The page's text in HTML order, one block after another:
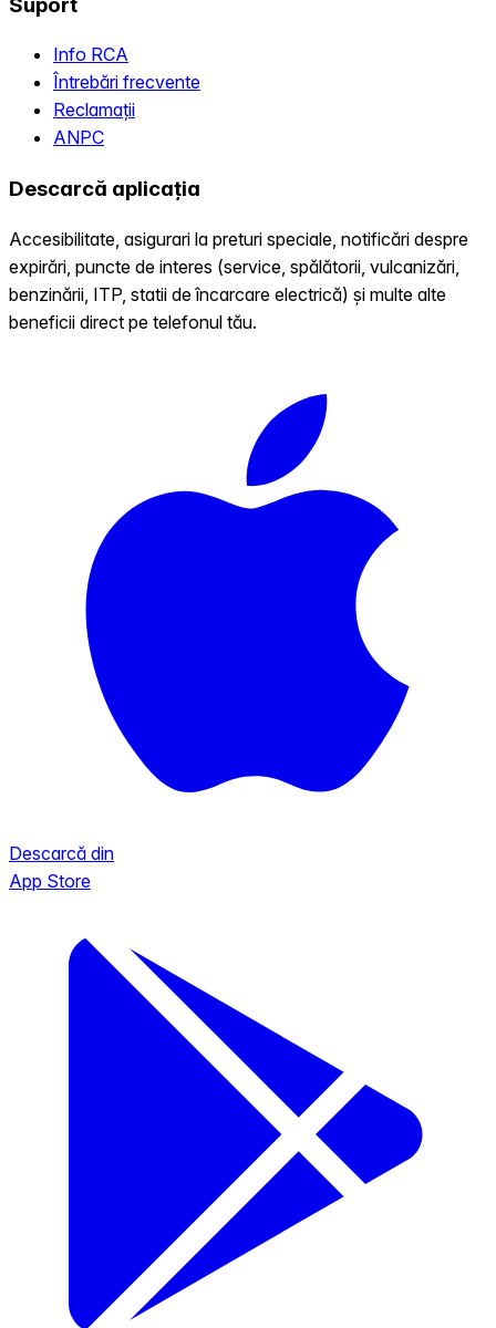
Info RCA
Întrebări frecvente
Reclamații
ANPC
Descarcă aplicația
Accesibilitate, asigurari la preturi speciale, notificări despre
expirări, puncte de interes (service, spălătorii, vulcanizări,
benzinării, ITP, statii de încarcare electrică) și multe alte
beneficii direct pe telefonul tău.
Descarcă din
App Store